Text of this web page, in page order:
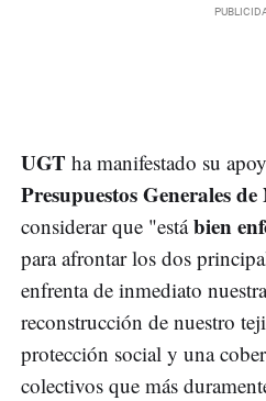
UGT ha manifestado su
Presupuestos Generales
considerar que "estábien
para afrontar los dos
enfrenta de inmediato
reconstrucción de nuestro
protección social y una
colectivos que más